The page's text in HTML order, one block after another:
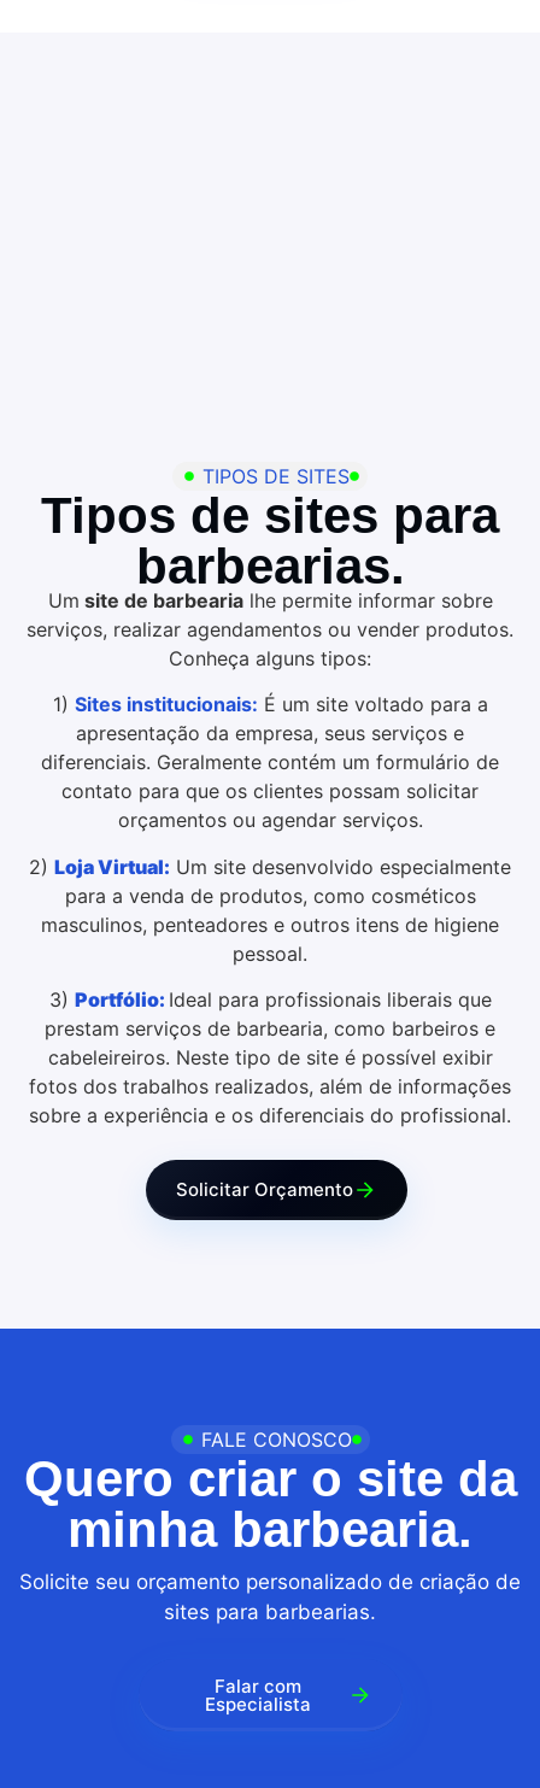
TIPOS DE SITES
Tipos de sites para
barbearias.
Um site de barbearialhe permite informar sobre
serviços, realizar agendamentos ou vender produtos.
Conheça alguns tipos:
1) Sites institucionais: É um site voltado para a
apresentação da empresa, seus serviços e
diferenciais. Geralmente contém um formulário de
contato para que os clientes possam solicitar
orçamentos ou agendar serviços.
2) Loja Virtual: Um site desenvolvido especialmente
para a venda de produtos, como cosméticos
masculinos, penteadores e outros itens de higiene
pessoal.
3) Portfólio: Ideal para profissionais liberais que
prestam serviços de barbearia, como barbeiros e
cabeleireiros. Neste tipo de site é possível exibir
fotos dos trabalhos realizados, além de informações
sobre a experiência e os diferenciais do profissional.
Solicitar Orçamento
FALE CONOSCO
Quero criar o site da
minha barbearia.
Solicite seu orçamento personalizado de criação de
sites para barbearias.
Falar com
Especialista